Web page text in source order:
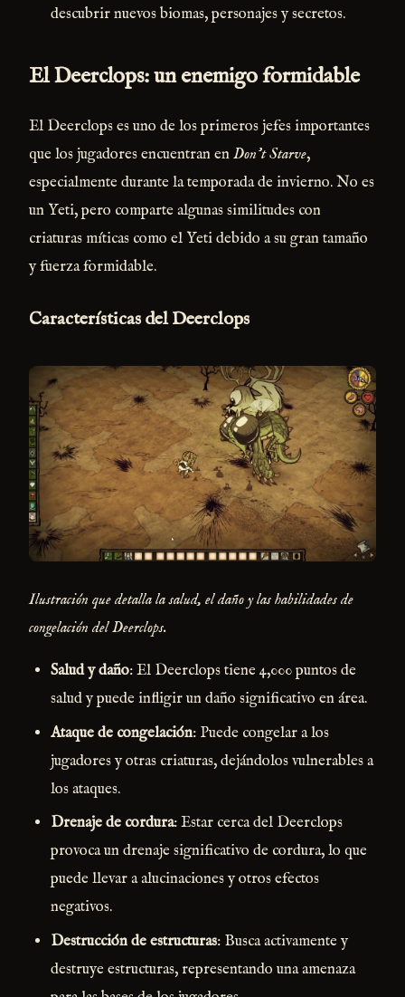
descubrir nuevos biomas, personajes y secretos.
El Deerclops: un enemigo formidable
El Deerclops es uno de los primeros jefes importantes
que los jugadores encuentran enDon't Starve,
especialmente durante la temporada de invierno. No es
un Yeti, pero comparte algunas similitudes con
criaturas míticas como el Yeti debido a su gran tamaño
y fuerza formidable.
Características del Deerclops
Ilustración que detalla la salud, el daño y las habilidades de
congelación del Deerclops.
Salud y daño: El Deerclops tiene 4,000 puntos de
salud y puede infligir un daño significativo en área.
Ataque de congelación: Puede congelar a los
jugadores y otras criaturas, dejándolos vulnerables a
los ataques.
Drenaje de cordura: Estar cerca del Deerclops
provoca un drenaje significativo de cordura, lo que
puede llevar a alucinaciones y otros efectos
negativos.
Destrucción de estructuras: Busca activamente y
destruye estructuras, representando una amenaza